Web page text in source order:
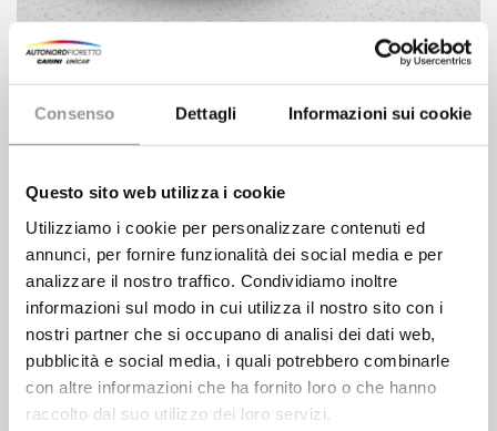
Consenso Dettagli Informazioni sui cookie
Questo sito web utilizza i cookie
Utilizziamo i cookie per personalizzare contenuti ed
annunci, per fornire funzionalità dei social media e per
analizzare il nostro traffico. Condividiamo inoltre
informazioni sul modo in cui utilizza il nostro sito con i
nostri partner che si occupano di analisi dei dati web,
pubblicità e social media, i quali potrebbero combinarle
con altre informazioni che ha fornito loro o che hanno
raccolto dal suo utilizzo dei loro servizi.
Jeep Compass
39.800 € 30.900€
VEDI SCHEDA